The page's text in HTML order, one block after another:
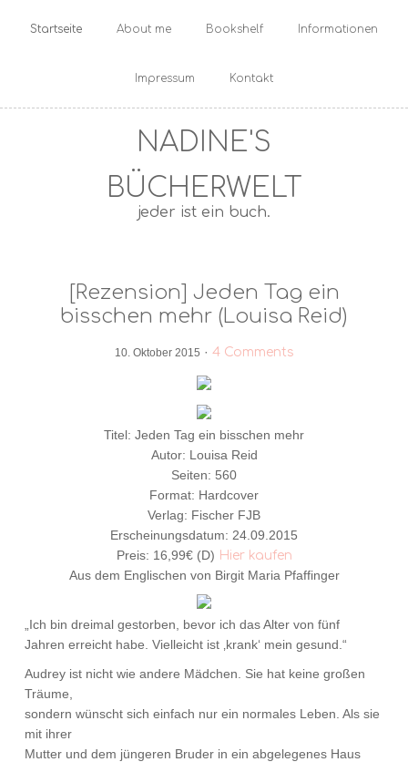
Startseite About me Bookshelf Informationen
Impressum Kontakt
NADINE'S
BÜCHERWELT
jeder ist ein buch.
[Rezension] Jeden Tag ein
bisschen mehr (Louisa Reid)
10. Oktober 2015 · 4 Comments
Titel: Jeden Tag ein bisschen mehr
Autor: Louisa Reid
Seiten: 560
Format: Hardcover
Verlag: Fischer FJB
Erscheinungsdatum: 24.09.2015
Preis: 16,99€ (D) Hier kaufen
Aus dem Englischen von Birgit Maria Pfaffinger
„Ich bin dreimal gestorben, bevor ich das Alter von fünf
Jahren erreicht habe. Vielleicht ist ‚krank‘ mein gesund.“
Audrey ist nicht wie andere Mädchen. Sie hat keine großen
Träume,
sondern wünscht sich einfach nur ein normales Leben. Als sie
mit ihrer
Mutter und dem jüngeren Bruder in ein abgelegenes Haus